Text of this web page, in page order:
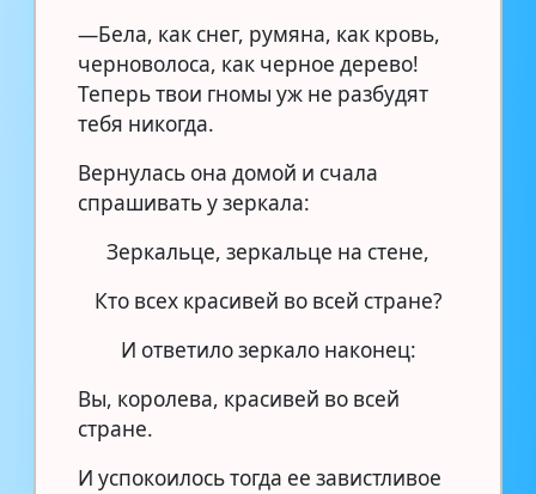
—Бела, как снег, румяна, как кровь,
черноволоса, как черное дерево!
Теперь твои гномы уж не разбудят
тебя никогда.
Вернулась она домой и счала
спрашивать у зеркала:
Зеркальце, зеркальце на стене,
Кто всех красивей во всей стране?
И ответило зеркало наконец:
Вы, королева, красивей во всей
стране.
И успокоилось тогда ее завистливое